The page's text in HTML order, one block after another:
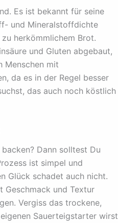
Es ist bekannt für seine
und Mineralstoffdichte
herkömmlichem Brot.
und Gluten abgebaut,
Menschen mit
da es in der Regel besser
das auch noch köstlich
Dann solltest Du
ist simpel und
Glück schadet auch nicht.
Geschmack und Textur
Vergiss das trockene,
Sauerteigstarter wirst